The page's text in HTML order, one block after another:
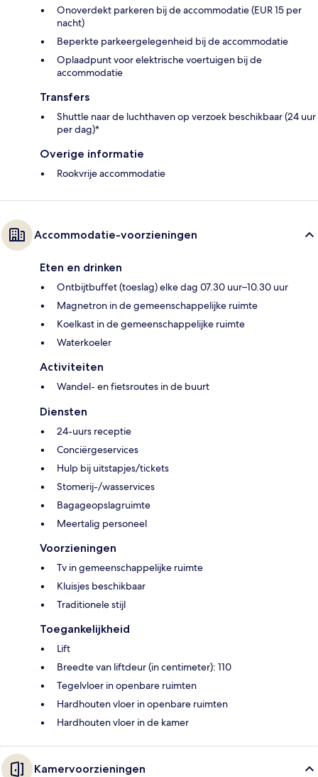
Onoverdekt parkeren bij de accommodatie (EUR 15 per
nacht)
Beperkte parkeergelegenheid bij de accommodatie
Oplaadpunt voor elektrische voertuigen bij de
accommodatie
Transfers
Shuttle naar de luchthaven op verzoek beschikbaar (24 uur
per dag)*
Overige informatie
Rookvrije accommodatie
Accommodatie-voorzieningen
Eten en drinken
Ontbijtbuffet (toeslag) elke dag 07.30 uur–10.30 uur
Magnetron in de gemeenschappelijke ruimte
Koelkast in de gemeenschappelijke ruimte
Waterkoeler
Activiteiten
Wandel- en fietsroutes in de buurt
Diensten
24-uurs receptie
Conciërgeservices
Hulp bij uitstapjes/tickets
Stomerij-/wasservices
Bagageopslagruimte
Meertalig personeel
Voorzieningen
Tv in gemeenschappelijke ruimte
Kluisjes beschikbaar
Traditionele stijl
Toegankelijkheid
Lift
Breedte van liftdeur (in centimeter): 110
Tegelvloer in openbare ruimten
Hardhouten vloer in openbare ruimten
Hardhouten vloer in de kamer
Kamervoorzieningen